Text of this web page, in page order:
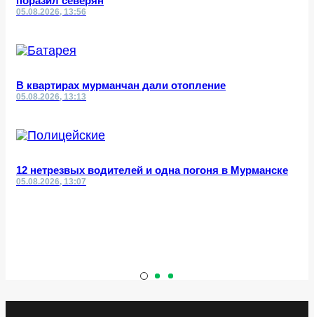
05.08.2026, 13:56
В квартирах мурманчан дали отопление
05.08.2026, 13:13
12 нетрезвых водителей и одна погоня в Мурманске
05.08.2026, 13:07